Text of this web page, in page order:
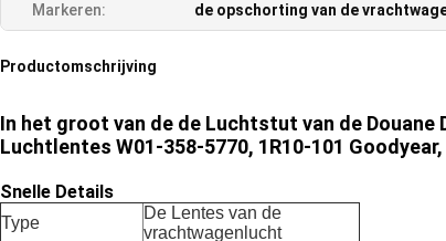
Markeren: de opschorting van de
Productomschrijving
In het groot van de de Luchtstut van de
Luchtlentes W01-358-5770, 1R10-101
Snelle Details
Type
De Lentes van de
vrachtwagenlucht